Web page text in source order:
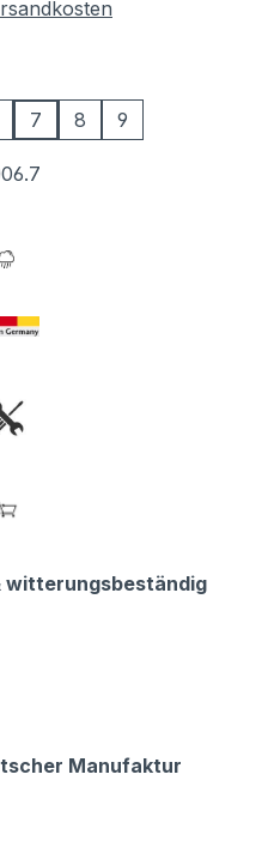
7 8 9
witterungsbeständig
Manufaktur